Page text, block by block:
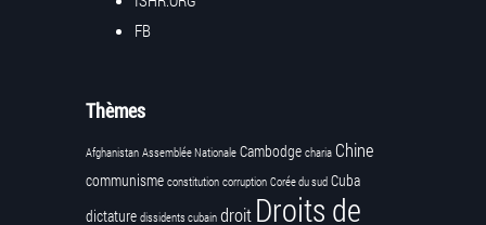
FB
Thèmes
Afghanistan Assemblée Nationale Cambodge charia Chine
communisme constitution corruption Corée du sud Cuba
dictature dissidents cubain droit Droits de